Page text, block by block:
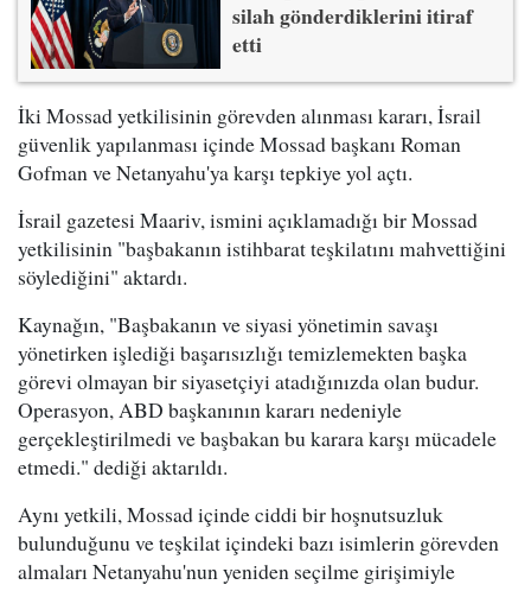
silah gönderdiklerini itiraf
etti
İki Mossad yetkilisinin görevden alınması kararı, İsrail
güvenlik yapılanması içinde Mossad başkanı Roman
Gofman ve Netanyahu'ya karşı tepkiye yol açtı.
İsrail gazetesi Maariv, ismini açıklamadığı bir Mossad
yetkilisinin "başbakanın istihbarat teşkilatını mahvettiğini
söylediğini" aktardı.
Kaynağın, "Başbakanın ve siyasi yönetimin savaşı
yönetirken işlediği başarısızlığı temizlemekten başka
görevi olmayan bir siyasetçiyi atadığınızda olan budur.
Operasyon, ABD başkanının kararı nedeniyle
gerçekleştirilmedi ve başbakan bu karara karşı mücadele
etmedi." dediği aktarıldı.
Aynı yetkili, Mossad içinde ciddi bir hoşnutsuzluk
bulunduğunu ve teşkilat içindeki bazı isimlerin görevden
almaları Netanyahu'nun yeniden seçilme girişimiyle